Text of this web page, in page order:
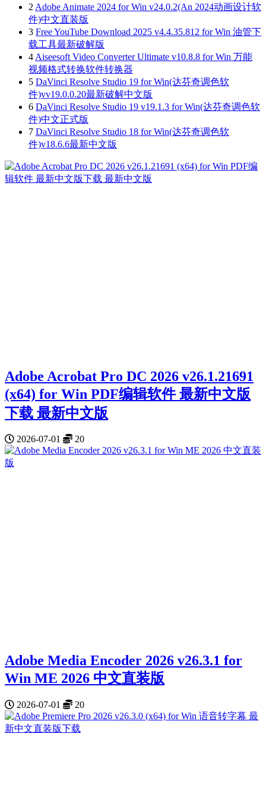
2 Adobe Animate 2024 for Win v24.0.2(An 2024动画设计软
件)中文直装版
3 Free YouTube Download 2025 v4.4.35.812 for Win 油管下
载工具最新破解版
4 Aiseesoft Video Converter Ultimate v10.8.8 for Win 万能
视频格式转换软件转换器
5 DaVinci Resolve Studio 19 for Win(达芬奇调色软
件)vv19.0.0.20最新破解中文版
6 DaVinci Resolve Studio 19 v19.1.3 for Win(达芬奇调色软
件)中文正式版
7 DaVinci Resolve Studio 18 for Win(达芬奇调色软
件)v18.6.6最新中文版
Adobe Acrobat Pro DC 2026 v26.1.21691
(x64) for Win PDF编辑软件 最新中文版
下载 最新中文版
2026-07-01 20
Adobe Media Encoder 2026 v26.3.1 for
Win ME 2026 中文直装版
2026-07-01 20